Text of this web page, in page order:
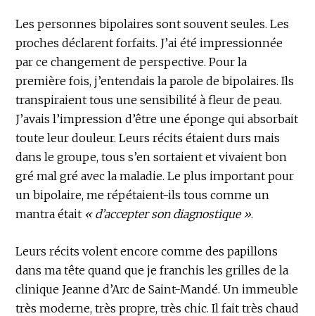
Les personnes bipolaires sont souvent seules. Les
proches déclarent forfaits. J’ai été impressionnée
par ce changement de perspective. Pour la
première fois, j’entendais la parole de bipolaires. Ils
transpiraient tous une sensibilité à fleur de peau.
J’avais l’impression d’être une éponge qui absorbait
toute leur douleur. Leurs récits étaient durs mais
dans le groupe, tous s’en sortaient et vivaient bon
gré mal gré avec la maladie. Le plus important pour
un bipolaire, me répétaient-ils tous comme un
mantra était « d’accepter son diagnostique ».
Leurs récits volent encore comme des papillons
dans ma tête quand que je franchis les grilles de la
clinique Jeanne d’Arc de Saint-Mandé. Un immeuble
très moderne, très propre, très chic. Il fait très chaud